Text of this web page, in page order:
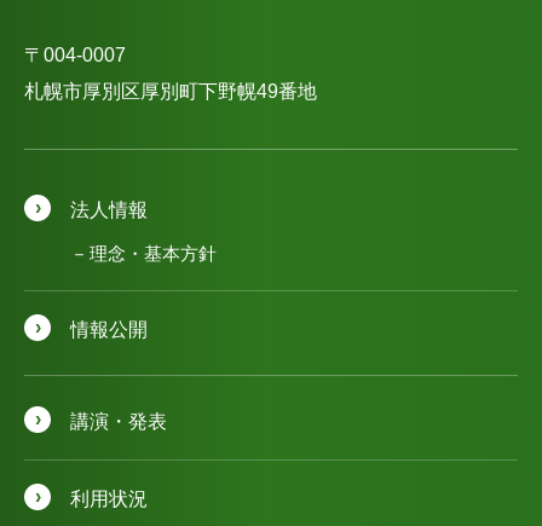
〒004-0007
札幌市厚別区厚別町下野幌49番地
法人情報
理念・基本方針
情報公開
講演・発表
利用状況